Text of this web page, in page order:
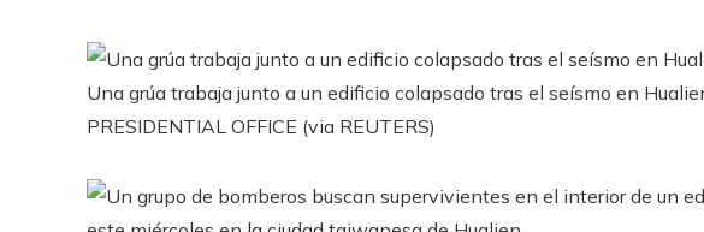
Una grúa trabaja junto a un edificio colapsado tras el seísmo en
PRESIDENTIAL OFFICE (via REUTERS)